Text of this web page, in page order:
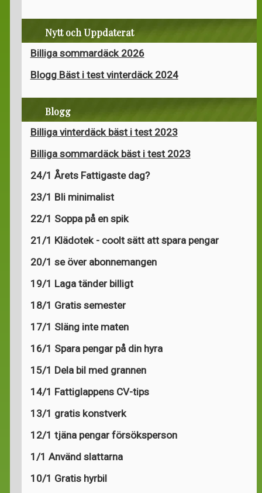
Nytt och Uppdaterat
Billiga sommardäck 2026
Blogg Bäst i test vinterdäck 2024
Blogg
Billiga vinterdäck bäst i test 2023
Billiga sommardäck bäst i test 2023
24/1 Årets Fattigaste dag?
23/1 Bli minimalist
22/1 Soppa på en spik
21/1 Klädotek - coolt sätt att spara pengar
20/1 se över abonnemangen
19/1 Laga tänder billigt
18/1 Gratis semester
17/1 Släng inte maten
16/1 Spara pengar på din hyra
15/1 Dela bil med grannen
14/1 Fattiglappens CV-tips
13/1 gratis konstverk
12/1 tjäna pengar försöksperson
1/1 Använd slattarna
10/1 Gratis hyrbil